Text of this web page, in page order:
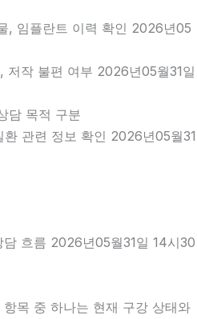
, 임플란트 이력 확인 2026년05
저작 불편 여부 2026년05월31일
담 목적 구분
환 관련 정보 확인 2026년05월31
흐름 2026년05월31일 14시30
목 중 하나는 현재 구강 상태와